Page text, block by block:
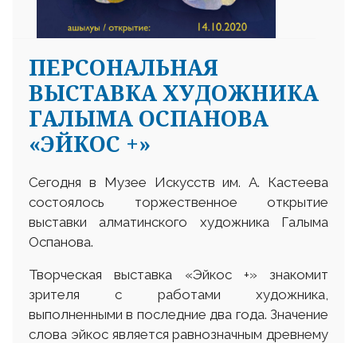
ПЕРСОНАЛЬНАЯ
ВЫСТАВКА ХУДОЖНИКА
ГАЛЫМА ОСПАНОВА
«ЭЙКОС +»
Сегодня в Музее Искусств им. А. Кастеева
состоялось торжественное открытие
выставки алматинского художника Галыма
Оспанова.
Творческая выставка «Эйкос +» знакомит
зрителя с работами художника,
выполненными в последние два года. Значение
слова эйкос является равнозначным древнему